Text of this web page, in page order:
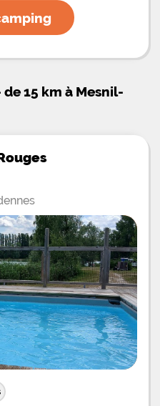
15 km à Mesnil-